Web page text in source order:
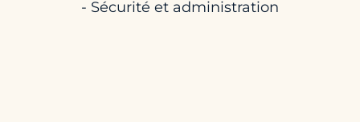
- Sécurité et administration